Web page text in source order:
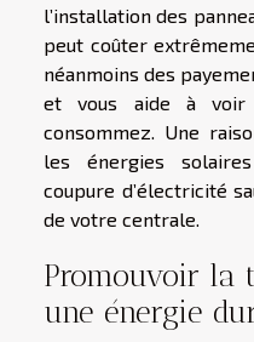
l’installation des
peut coûter
néanmoins des
et vous aide à voir
consommez. Une
les énergies
coupure d’électricité
de votre centrale.
Promouvoir la
une énergie